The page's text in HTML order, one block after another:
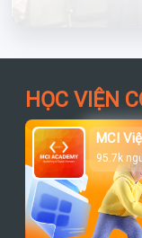
HỌC VIỆN
MCI
95.7k